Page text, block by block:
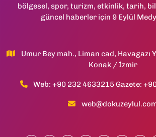
bölgesel, spor, turizm, etkinlik, tarih,
güncel haberler için 9 Eylül
Umur Bey mah., Liman cad, Havagazı
Konak / İzmir
Web: +90 232 4633215 Gazete: